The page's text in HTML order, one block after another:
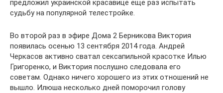
предложил украинской красавице еще раз испытать
судьбу на популярной телестройке.
Во второй раз в эфире Дома 2 Берникова Виктория
появилась осенью 13 сентября 2014 года. Андрей
Черкасов активно сватал сексапильной красотке Илью
Григоренко, и Виктория послушно следовала его
советам. Однако ничего хорошего из этих отношений не
вышло. Илюша несколько дней поморочил голову